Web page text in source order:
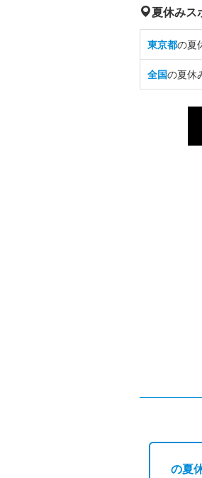
夏休みス
東京都の夏
全国の夏休
の夏